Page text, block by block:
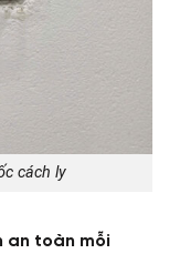
cách ly
an toàn mỗi